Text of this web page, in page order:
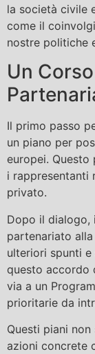
la società civile
come il
nostre politiche
Un
Il primo passo
un piano per
europei.
i rappresentanti
privato.
Dopo il dialogo,
partenariato
ulteriori spunti
questo accordo
via a un
prioritarie da
Questi piani
azioni concrete